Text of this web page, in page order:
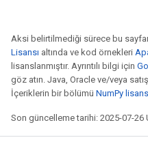
Aksi belirtilmediği sürece bu
Lisansı altında ve kod örnekleri
lisanslanmıştır. Ayrıntılı bilgi için
göz atın. Java, Oracle ve/veya
İçeriklerin bir bölümü NumPy
Son güncelleme tarihi: 2025-07-26